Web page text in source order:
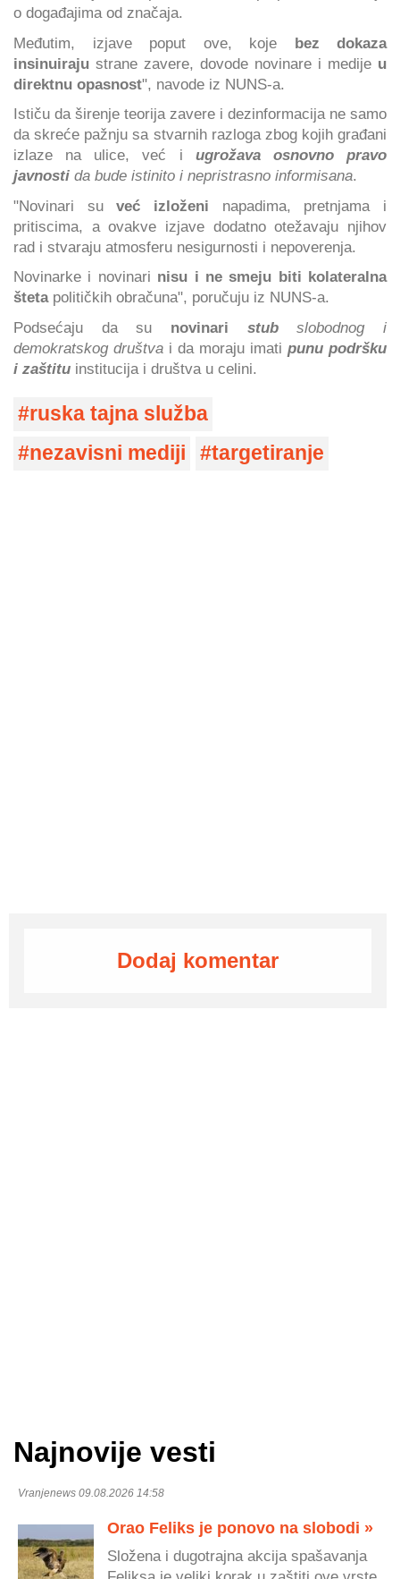
o događajima od značaja.
Međutim, izjave poput ove, koje bez dokaza
insinuiraju strane zavere, dovode novinare i medije u
direktnu opasnost", navode iz NUNS-a.
Ističu da širenje teorija zavere i dezinformacija ne samo
da skreće pažnju sa stvarnih razloga zbog kojih građani
izlaze na ulice, već i ugrožava osnovno pravo
javnosti da bude istinito i nepristrasno informisana.
"Novinari suveć izloženi napadima, pretnjama i
pritiscima, a ovakve izjave dodatno otežavaju njihov
rad i stvaraju atmosferu nesigurnosti i nepoverenja.
Novinarke i novinari nisu i ne smeju biti kolateralna
štetapolitičkih obračuna", poručuju iz NUNS-a.
Podsećaju da su novinari stubslobodnog i
demokratskog društva i da moraju imati punu podršku
i zaštitu institucija i društva u celini.
ruska tajna služba
nezavisni mediji
targetiranje
Dodaj komentar
Najnovije vesti
Vranjenews 09.08.2026 14:58
Orao Feliks je ponovo na slobodi »
Složena i dugotrajna akcija spašavanja